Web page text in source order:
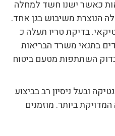
כאשר ישנו חשד למחלה
הנוצרת משיבוש בגן אחד.
בדיקת טריו תעלה כ
עומדים בתנאי משרד הבריאות
השתתפות מטעם ביטוח
ובעל ניסיון רב בביצוע
ביותר. מוזמנים